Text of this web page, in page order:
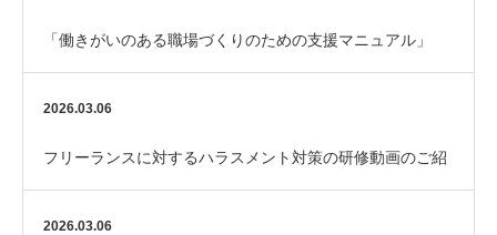
「働きがいのある職場づくりのための支援マニュアル」
（厚生労働省）
2026.03.06
フリーランスに対するハラスメント対策の研修動画のご紹
介
2026.03.06